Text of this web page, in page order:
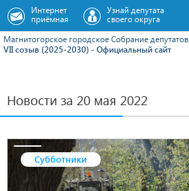
Магнитогорское городское Cобрание депутатов
VII созыв (2025-2030) - Официальный сайт
Интернет
приёмная
Узнай депутата
своего округа
Новости за 20 мая 2022
Субботники